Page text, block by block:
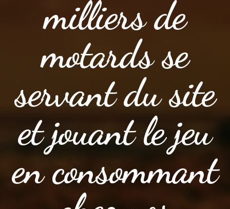
milliers de
motards se
servant du site
et jouant le jeu
en consommant